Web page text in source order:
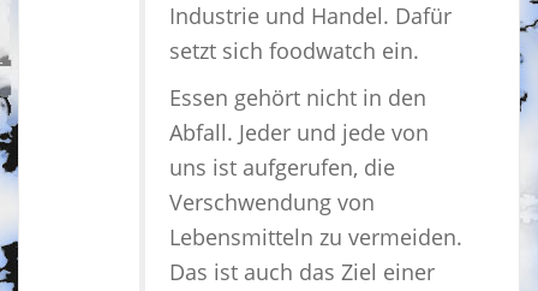
Industrie und Handel. Dafür
setzt sich foodwatch ein.
Essen gehört nicht in den
Abfall. Jeder und jede von
uns ist aufgerufen, die
Verschwendung von
Lebensmitteln zu vermeiden.
Das ist auch das Ziel einer